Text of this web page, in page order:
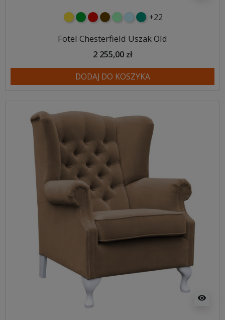
żółtyzielonyczerwony
czekoladowy
miętowybłękitny
turkusowy
+22
Fotel Chesterfield Uszak Old
2 255,00 zł
DODAJ DO KOSZYKA
visibility